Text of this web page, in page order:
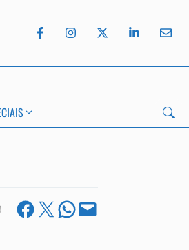
Share on Facebook
Share on X Share on WhatsApp
Email this Page